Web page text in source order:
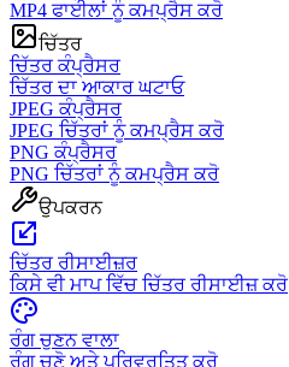
MP4 ਫਾਈਲਾਂ ਨੂੰ ਕਮਪ੍ਰੈਸ ਕਰੋ
ਚਿੱਤਰ
ਚਿੱਤਰ ਕੰਪ੍ਰੈਸਰ
ਚਿੱਤਰ ਦਾ ਆਕਾਰ ਘਟਾਓ
JPEG ਕੰਪ੍ਰੈਸਰ
JPEG ਚਿੱਤਰਾਂ ਨੂੰ ਕਮਪ੍ਰੈਸ ਕਰੋ
PNG ਕੰਪ੍ਰੈਸਰ
PNG ਚਿੱਤਰਾਂ ਨੂੰ ਕਮਪ੍ਰੈਸ ਕਰੋ
ਉਪਕਰਨ
ਚਿੱਤਰ ਰੀਸਾਈਜ਼ਰ
ਕਿਸੇ ਵੀ ਮਾਪ ਵਿੱਚ ਚਿੱਤਰ ਰੀਸਾਈਜ਼ ਕਰੋ
ਰੰਗ ਚੁਣਨ ਵਾਲਾ
ਰੰਗ ਚੁਣੋ ਅਤੇ ਪਰਿਵਰਤਿਤ ਕਰੋ